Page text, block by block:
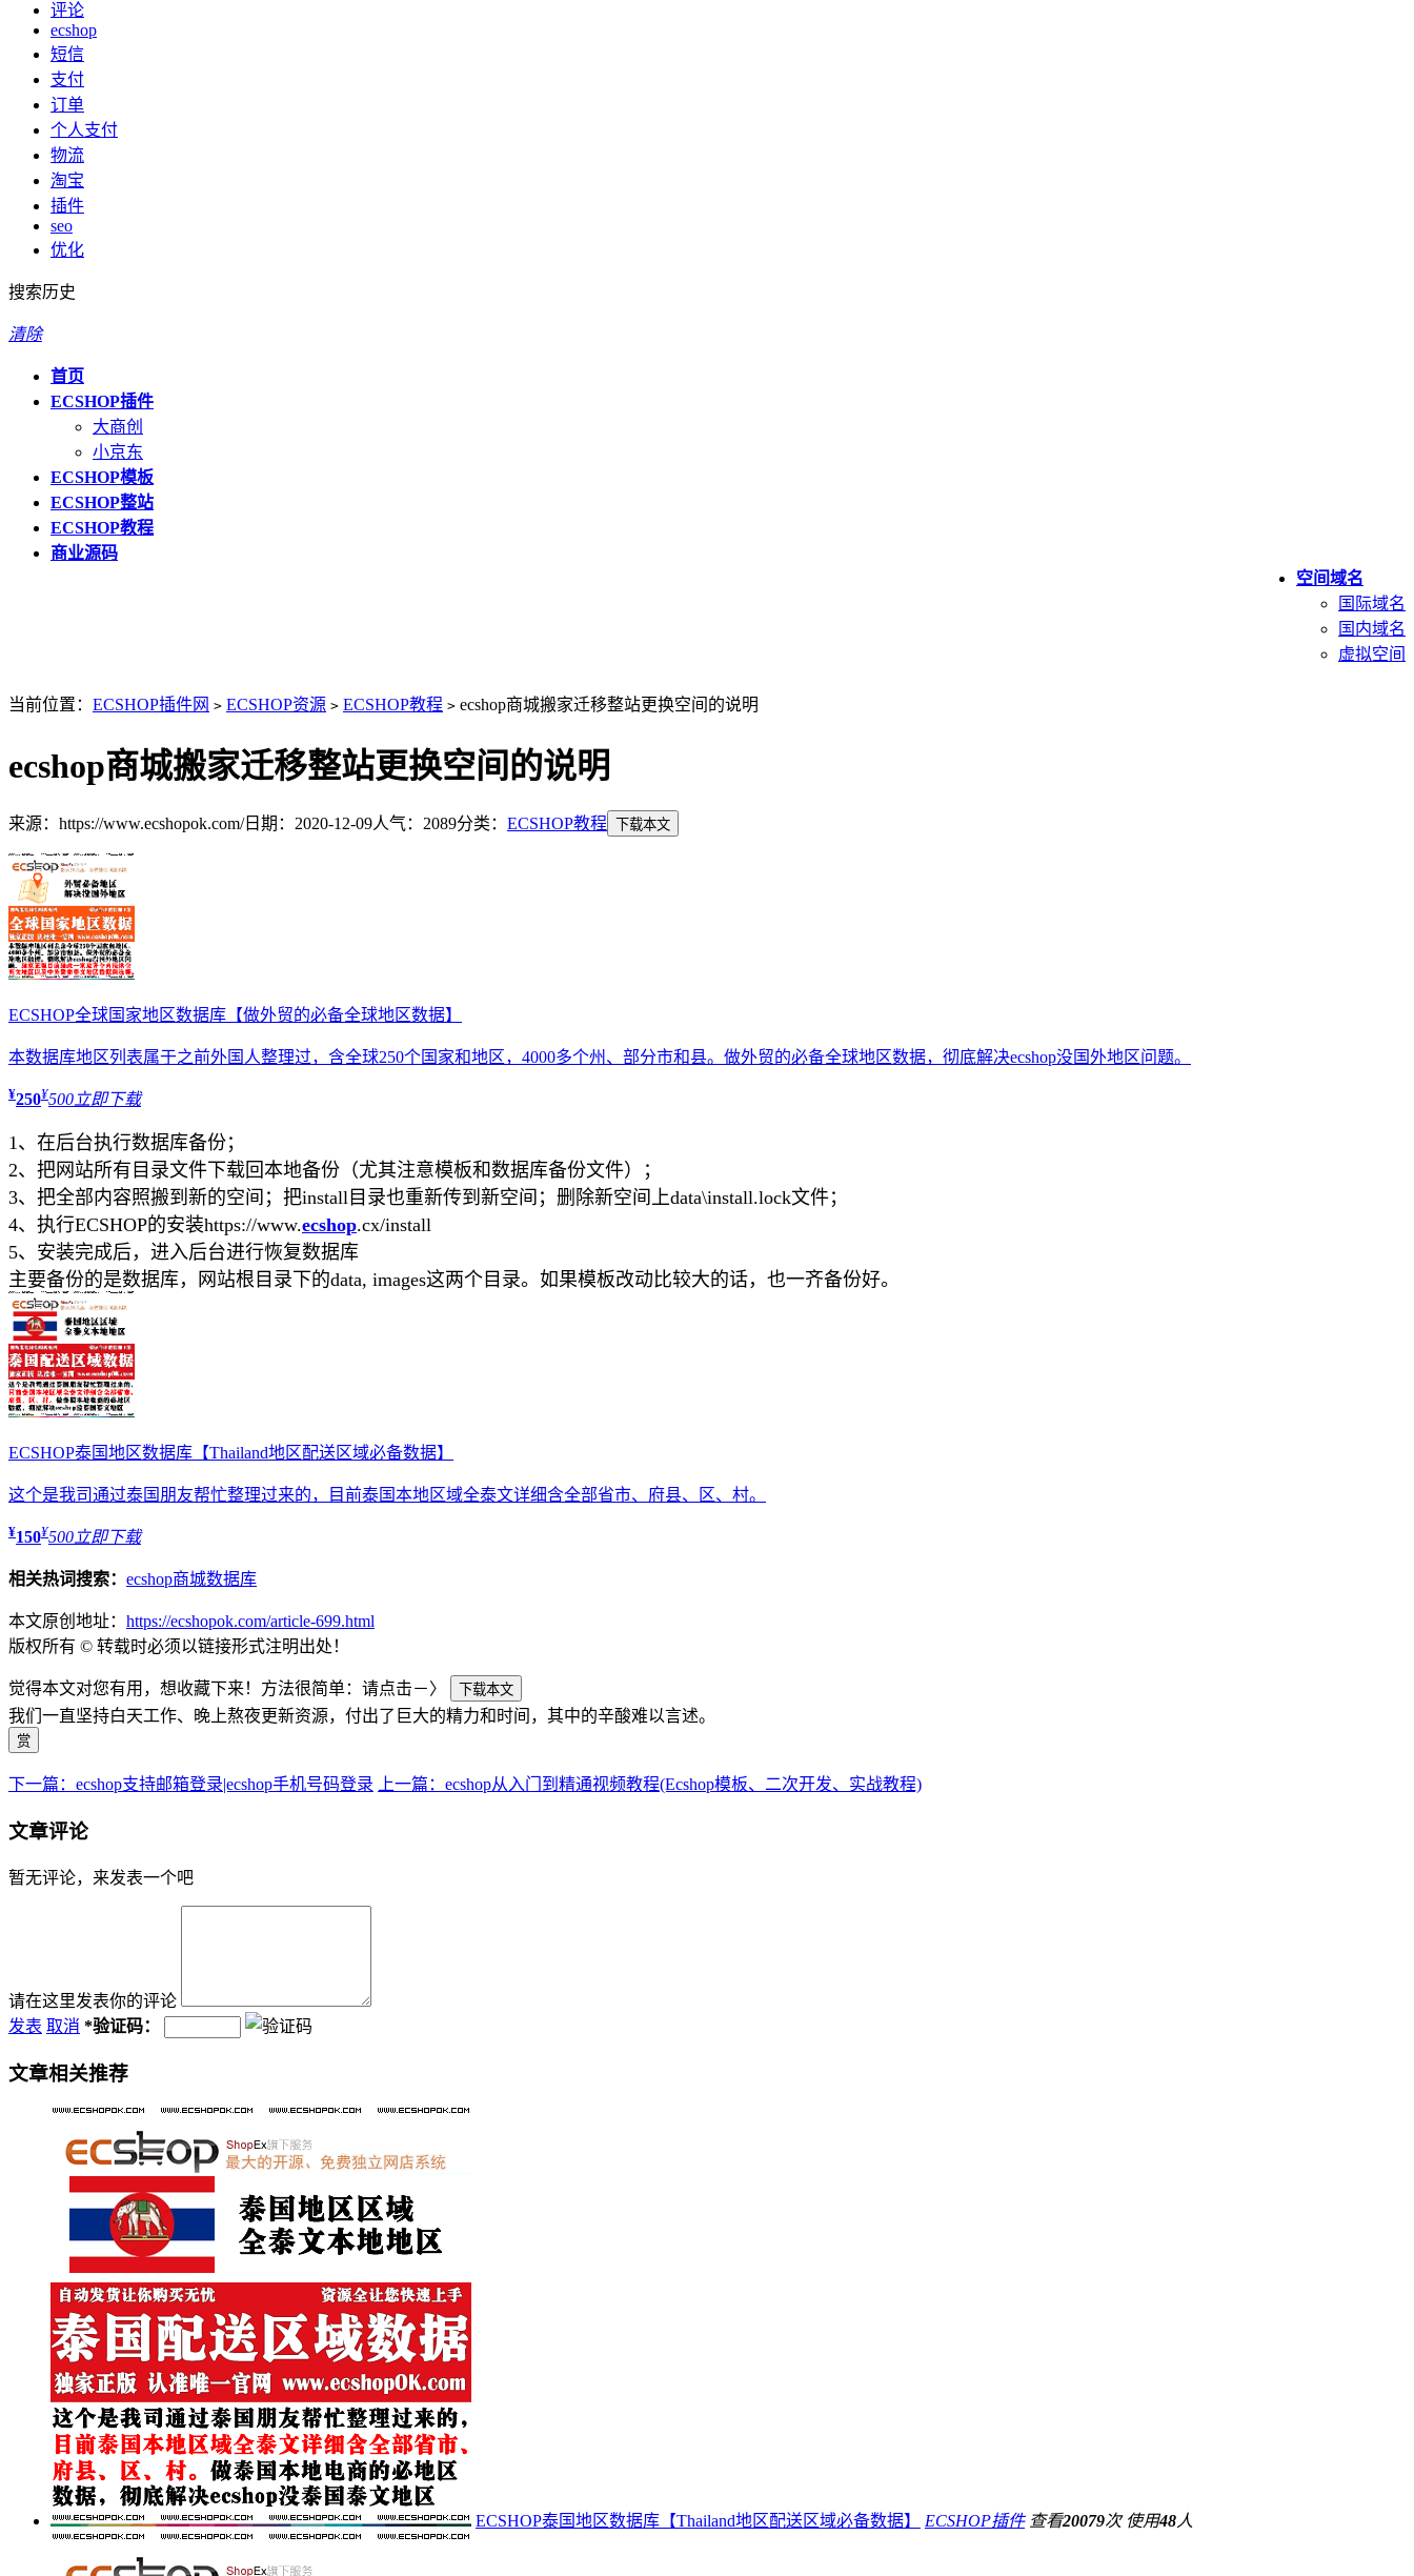
评论
ecshop
短信
支付
订单
个人支付
物流
淘宝
插件
seo
优化
搜索历史
清除
首页
ECSHOP插件
大商创
小京东
ECSHOP模板
ECSHOP整站
ECSHOP教程
商业源码
空间域名
国际域名
国内域名
虚拟空间
当前位置： ECSHOP插件网 > ECSHOP资源 > ECSHOP教程 > ecshop商城搬家迁移整站更换空间的说明
ecshop商城搬家迁移整站更换空间的说明
来源：https://www.ecshopok.com/日期：2020-12-09人气：2089分类： ECSHOP教程
ECSHOP全球国家地区数据库【做外贸的必备全球地区数据】
本数据库地区列表属于之前外国人整理过，含全球250个国家和地区，4000多个州、部分市和县。做外贸的必备全球地区数据，彻底解决ecshop没国外地区问题。
¥250¥500 立即下载
1、在后台执行数据库备份；
2、把网站所有目录文件下载回本地备份（尤其注意模板和数据库备份文件）；
3、把全部内容照搬到新的空间；把install目录也重新传到新空间；删除新空间上data\install.lock文件；
4、执行ECSHOP的安装https://www.ecshop.cx/install
5、安装完成后，进入后台进行恢复数据库
主要备份的是数据库，网站根目录下的data, images这两个目录。如果模板改动比较大的话，也一齐备份好。
ECSHOP泰国地区数据库【Thailand地区配送区域必备数据】
这个是我司通过泰国朋友帮忙整理过来的，目前泰国本地区域全泰文详细含全部省市、府县、区、村。
¥150¥500 立即下载
相关热词搜索： ecshop商城数据库
本文原创地址： https://ecshopok.com/article-699.html
版权所有 © 转载时必须以链接形式注明出处！
觉得本文对您有用，想收藏下来！方法很简单：请点击－〉
我们一直坚持白天工作、晚上熬夜更新资源，付出了巨大的精力和时间，其中的辛酸难以言述。
赏
下一篇：ecshop支持邮箱登录|ecshop手机号码登录 上一篇：ecshop从入门到精通视频教程(Ecshop模板、二次开发、实战教程)
文章评论
暂无评论，来发表一个吧
请在这里发表你的评论
发表 取消 *验证码：
文章相关推荐
ECSHOP泰国地区数据库【Thailand地区配送区域必备数据】 ECSHOP插件 查看20079次 使用48人